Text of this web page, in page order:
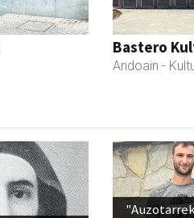
Bastero
Andoain -